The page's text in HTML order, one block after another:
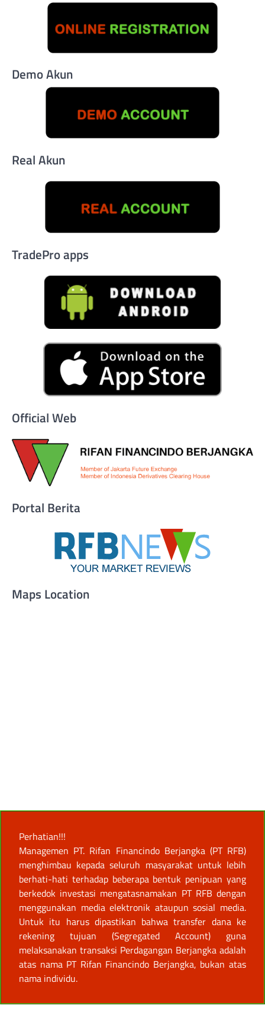
Demo Akun
Real Akun
TradePro apps
Official Web
Portal Berita
Maps Location
Perhatian!!!
Managemen PT. Rifan Financindo Berjangka (PT RFB)
menghimbau kepada seluruh masyarakat untuk lebih
berhati-hati terhadap beberapa bentuk penipuan yang
berkedok investasi mengatasnamakan PT RFB dengan
menggunakan media elektronik ataupun sosial media.
Untuk itu harus dipastikan bahwa transfer dana ke
rekening tujuan (Segregated Account) guna
melaksanakan transaksi Perdagangan Berjangka adalah
atas nama PT Rifan Financindo Berjangka, bukan atas
nama individu.